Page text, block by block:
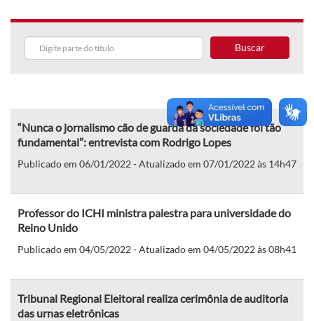
Buscar
“Nunca o jornalismo cão de guarda da sociedade foi tão
fundamental”: entrevista com Rodrigo Lopes
Publicado em 06/01/2022 - Atualizado em 07/01/2022 às 14h47
Professor do ICHI ministra palestra para universidade do
Reino Unido
Publicado em 04/05/2022 - Atualizado em 04/05/2022 às 08h41
Tribunal Regional Eleitoral realiza cerimônia de auditoria
das urnas eletrônicas